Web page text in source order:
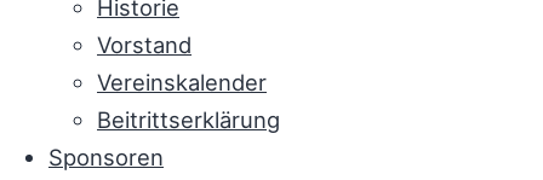
Historie
Vorstand
Vereinskalender
Beitrittserklärung
Sponsoren